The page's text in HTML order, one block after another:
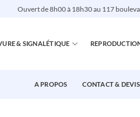
Ouvert de 8h00 à 18h30 au 117
& SIGNALÉTIQUE
A PROPOS CONTACT & DEVIS